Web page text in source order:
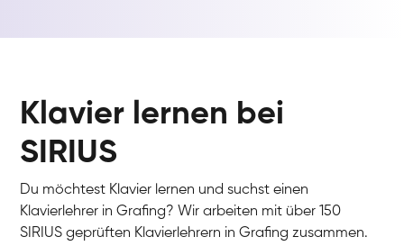
Klavier lernen bei
SIRIUS
Du möchtest Klavier lernen und suchst einen
Klavierlehrer in Grafing? Wir arbeiten mit über 150
SIRIUS geprüften Klavierlehrern in Grafing zusammen.